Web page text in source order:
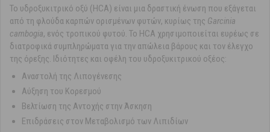
Το υδροξυκιτρικό οξύ (HCA) είναι μια δραστική ένωση που εξάγεται
από τη φλούδα καρπών ορισμένων φυτών, κυρίως της Garcinia
cambogia, ενός τροπικού φυτού. Το HCA χρησιμοποιείται ευρέως σε
διατροφικά συμπληρώματα για την απώλεια βάρους και τον έλεγχο
της όρεξης. Ιδιότητες και οφέλη του υδροξυκιτρικού οξέος:
Αναστολή της Λιπογένεσης
Αύξηση του Κορεσμού
Βελτίωση της Αντοχής στην Άσκηση
Επιδράσεις στον Μεταβολισμό των Λιπιδίων